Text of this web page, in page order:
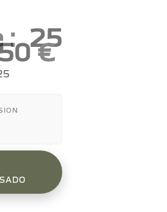
: 25
€